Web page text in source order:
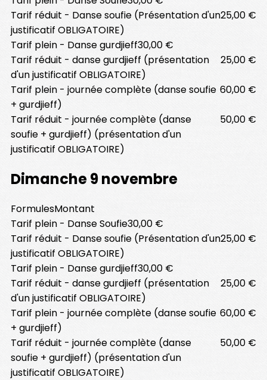
Tarif réduit - Danse soufie (Présentation d'un
justificatif OBLIGATOIRE)
25,00 €
Tarif plein - Danse gurdjieff30,00 €
Tarif réduit - danse gurdjieff (présentation
d'un justificatif OBLIGATOIRE)
25,00 €
Tarif plein - journée complète (danse soufie
+ gurdjieff)
60,00 €
Tarif réduit - journée complète (danse
soufie + gurdjieff) (présentation d'un
justificatif OBLIGATOIRE)
50,00 €
Dimanche 9 novembre
FormulesMontant
Tarif plein - Danse Soufie30,00 €
Tarif réduit - Danse soufie (Présentation d'un
justificatif OBLIGATOIRE)
25,00 €
Tarif plein - Danse gurdjieff30,00 €
Tarif réduit - danse gurdjieff (présentation
d'un justificatif OBLIGATOIRE)
25,00 €
Tarif plein - journée complète (danse soufie
+ gurdjieff)
60,00 €
Tarif réduit - journée complète (danse
soufie + gurdjieff) (présentation d'un
justificatif OBLIGATOIRE)
50,00 €